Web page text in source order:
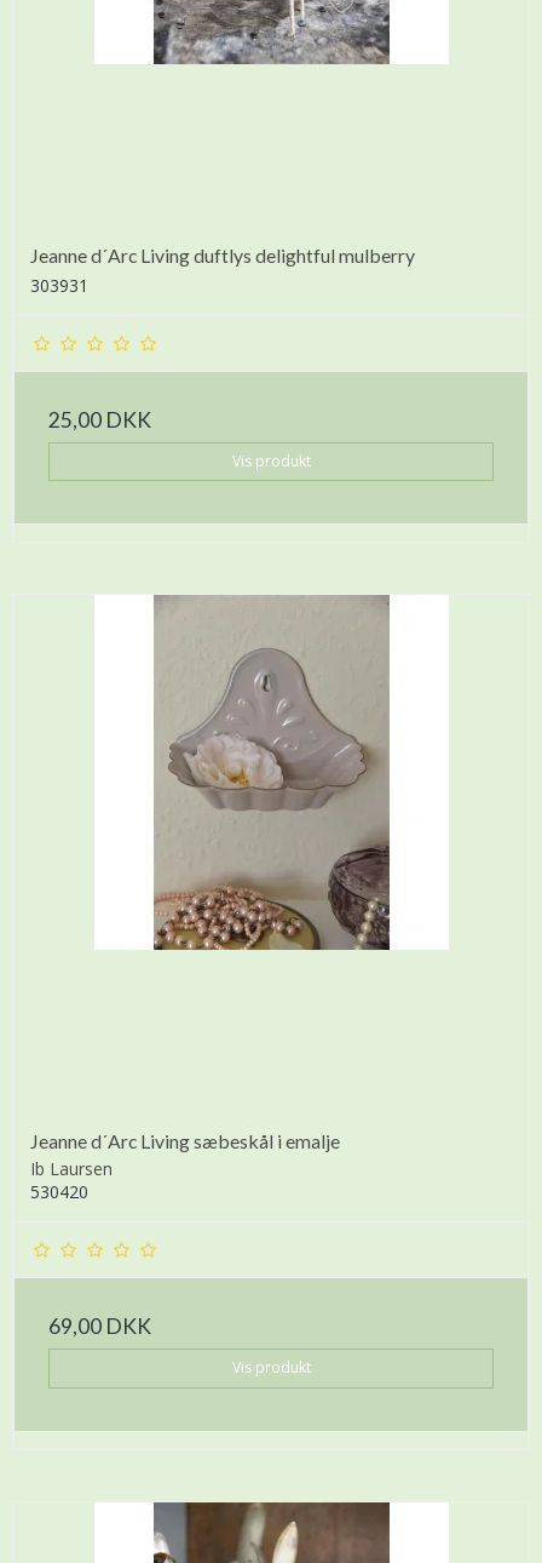
Jeanne d´Arc Living duftlys delightful mulberry
303931
25,00 DKK
Vis produkt
Jeanne d´Arc Living sæbeskål i emalje
Ib Laursen
530420
69,00 DKK
Vis produkt